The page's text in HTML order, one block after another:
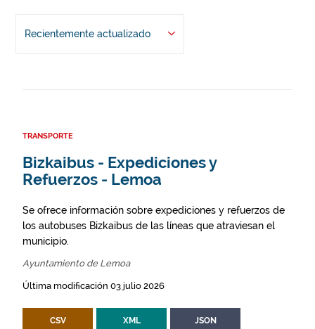
Recientemente actualizado
TRANSPORTE
Bizkaibus - Expediciones y
Refuerzos - Lemoa
Se ofrece información sobre expediciones y refuerzos de
los autobuses Bizkaibus de las líneas que atraviesan el
municipio.
Ayuntamiento de Lemoa
Última modificación 03 julio 2026
CSV XML JSON